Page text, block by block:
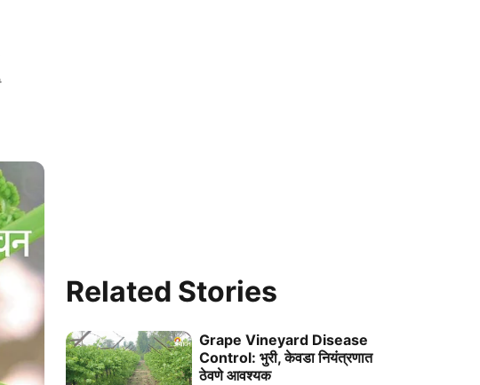
Related Stories
Grape Vineyard Disease
Control: भुरी, केवडा नियंत्रणात
ठेवणे आवश्यक